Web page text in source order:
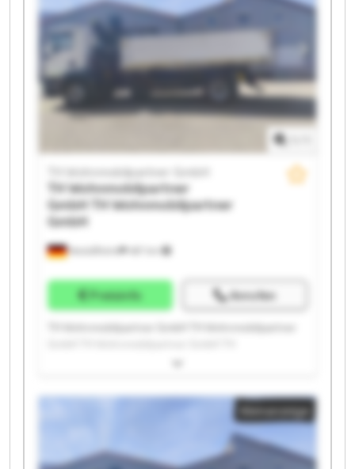
Wohnmobilpartner GmbH TH Wohnmobilpartner
GmbH TH Wohnmobilpartner GmbH TH
Wohnmobilpartner GmbH TH Wohnmobilpartner
GmbH TH Wohnmobilpartner GmbH TH
Wohnmobilpartner GmbH TH Wohnmobilpartner
GmbH
Neulußheim
TH Wohnmobilpartner GmbH
TH Wohnmobilpartner
GmbH TH Wohnmobilpartner
GmbH
Preisinfo Anrufen
Wohnmobilpartner GmbH TH Wohnmobilpartner
Wohnmobilpartner GmbH TH Wohnmobilpartner
Wohnmobilpartner GmbH TH Wohnmobilpartner
Wohnmobilpartner GmbH TH Wohnmobilpartner
Kleinanzeige